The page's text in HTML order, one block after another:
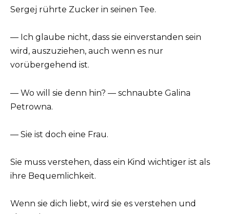
Sergej rührte Zucker in seinen Tee.
— Ich glaube nicht, dass sie einverstanden sein
wird, auszuziehen, auch wenn es nur
vorübergehend ist.
— Wo will sie denn hin? — schnaubte Galina
Petrowna.
— Sie ist doch eine Frau.
Sie muss verstehen, dass ein Kind wichtiger ist als
ihre Bequemlichkeit.
Wenn sie dich liebt, wird sie es verstehen und